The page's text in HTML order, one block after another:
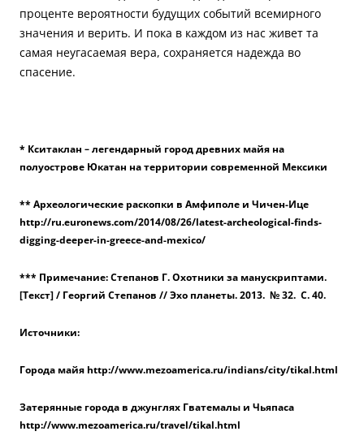
проценте вероятности будущих событий всемирного
значения и верить. И пока в каждом из нас живет та
самая неугасаемая вера, сохраняется надежда во
спасение.
* Кситаклан – легендарный город древних майя на
полуострове Юкатан на территории современной Мексики
** Археологические раскопки в Амфиполе и Чичен-Ице
http://ru.euronews.com/2014/08/26/latest-archeological-finds-
digging-deeper-in-greece-and-mexico/
*** Примечание: Степанов Г. Охотники за манускриптами.
[Текст] / Георгий Степанов // Эхо планеты. 2013. ­ № 32. ­ С. 40.
Источники:
Города майя http://www.mezoamerica.ru/indians/city/tikal.html
Затерянные города в джунглях Гватемалы и Чьяпаса
http://www.mezoamerica.ru/travel/tikal.html